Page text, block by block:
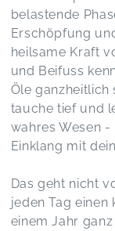
belastende
Erschöpfung
heilsame Kraft
und Beifuss
Öle ganzheitlich
tauche tief und
wahres Wesen
Einklang mit
Das geht nicht
jeden Tag
einem Jahr